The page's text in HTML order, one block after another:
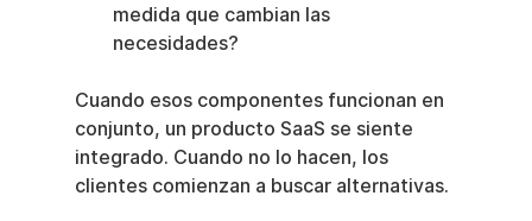
medida que cambian las
necesidades?
Cuando esos componentes funcionan en
conjunto, un producto SaaS se siente
integrado. Cuando no lo hacen, los
clientes comienzan a buscar alternativas.